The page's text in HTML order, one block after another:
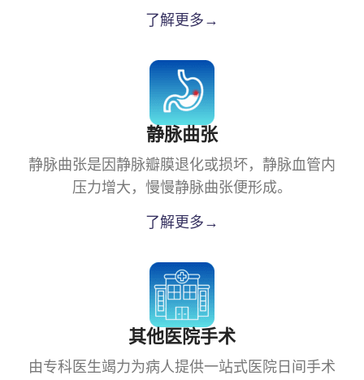
了解更多→
静脉曲张
静脉曲张是因静脉瓣膜退化或损坏，静脉血管内
压力增大，慢慢静脉曲张便形成。
了解更多→
其他医院手术
由专科医生竭力为病人提供一站式医院日间手术